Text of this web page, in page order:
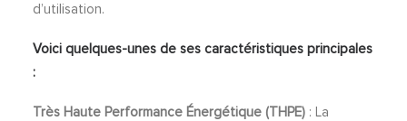
d’utilisation.
Voici quelques-unes de ses caractéristiques principales
:
Très Haute Performance Énergétique (THPE) : La